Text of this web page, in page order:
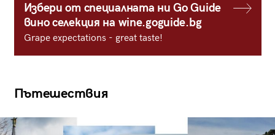
Избери от специалната ни Go Guide
вино селекция на wine.goguide.bg
Grape expectations - great taste!
Пътешествия